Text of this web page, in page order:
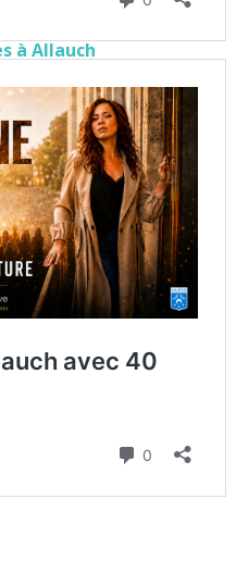
à Allauch